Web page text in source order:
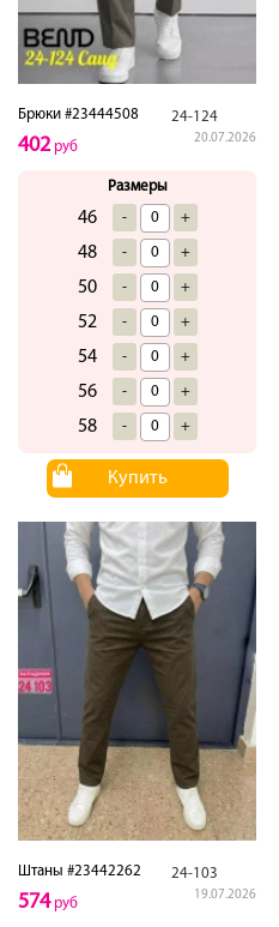
Брюки #23444508 24-124
20.07.2026
402руб
Размеры
46 - +
48 - +
50 - +
52 - +
54 - +
56 - +
58 - +
Купить
Штаны #23442262 24-103
19.07.2026
574руб